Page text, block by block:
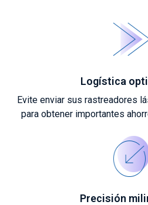
Logística
Evite enviar sus rastreadores
para obtener importantes
Precisión